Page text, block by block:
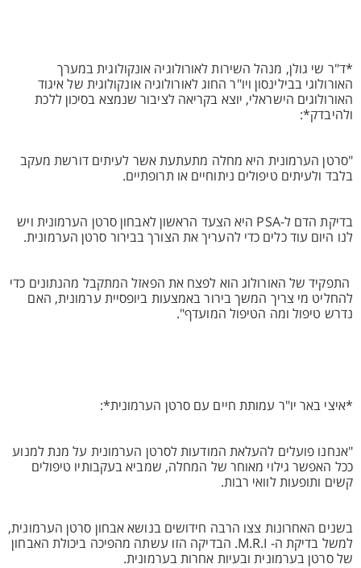
*ד"ר שי גולן, מנהל השירות לאורולוגיה אונקולוגית במערך
האורולוגי בבילינסון ויו"ר החוג לאורולוגיה אונקולוגית של איגוד
האורולוגים הישראלי, יוצא בקריאה לציבור שנמצא בסיכון ללכת
ולהיבדק*:
"סרטן הערמונית היא מחלה מתעתעת אשר לעיתים דורשת מעקב
בלבד ולעיתים טיפולים ניתוחיים או תרופתיים.
בדיקת הדם ל-PSA היא הצעד הראשון לאבחון סרטן הערמונית ויש
לנו היום עוד כלים כדי להעריך את הצורך בבירור סרטן הערמונית.
התפקיד של האורולוג הוא לפצח את הפאזל המתקבל מהנתונים כדי
להחליט מי צריך המשך בירור באמצעות ביופסיית ערמונית, האם
נדרש טיפול ומה הטיפול המועדף".
*איצי באר יו"ר עמותת חיים עם סרטן הערמונית*:
"אנחנו פועלים להעלאת המודעות לסרטן הערמונית על מנת למנוע
ככל האפשר גילוי מאוחר של המחלה, שמביא בעקבותיו טיפולים
קשים ותופעות לוואי רבות.
בשנים האחרונות צצו הרבה חידושים בנושא אבחון סרטן הערמונית,
למשל בדיקת ה- M.R.I. הבדיקה הזו עשתה מהפיכה ביכולת האבחון
של סרטן בערמונית ובעיות אחרות בערמונית.